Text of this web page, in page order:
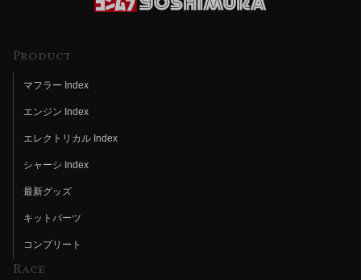
Product
マフラー Index
エンジン Index
エレクトリカル Index
シャーシ Index
最新グッズ
キットパーツ
コンプリート
Race